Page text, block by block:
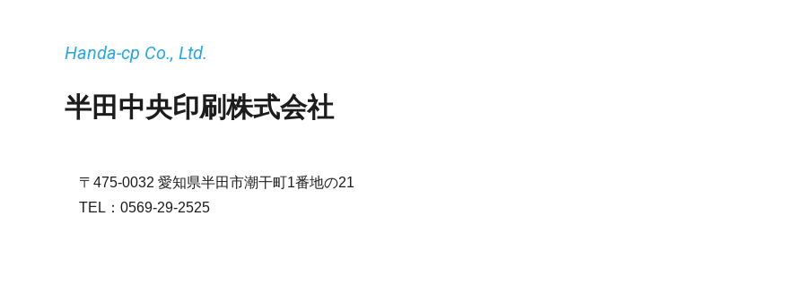
半田中央印刷株式会社
Handa-cp Co., Ltd.
〒475-0032 愛知県半田市潮干町1番地の21
TEL： 0569-29-2525